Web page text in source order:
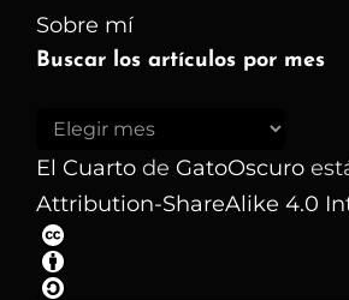
Sobre mí
Buscar los artículos por mes
Buscar
los
artículos
por
mes
El Cuarto de GatoOscuro
Attribution-ShareAlike 4.0